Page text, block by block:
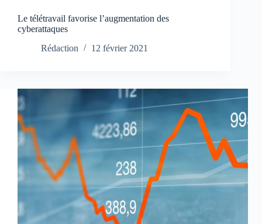
Le télétravail favorise l’augmentation des
cyberattaques
Rédaction
12 février 2021